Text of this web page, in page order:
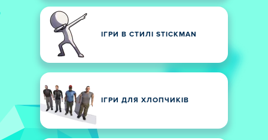
ІГРИ В СТИЛІ STICKMAN
ІГРИ ДЛЯ ХЛОПЧИКІВ